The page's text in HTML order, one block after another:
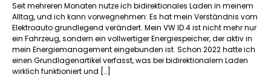
Seit mehreren Monaten nutze ich bidirektionales Laden in meinem
Alltag, und ich kann vorwegnehmen: Es hat mein Verständnis vom
Elektroauto grundlegend verändert. Mein VW ID.4 ist nicht mehr nur
ein Fahrzeug, sondern ein vollwertiger Energiespeicher, der aktiv in
mein Energiemanagement eingebunden ist. Schon 2022 hatte ich
einen Grundlagenartikel verfasst, was bei bidirektionalem Laden
wirklich funktioniert und […]